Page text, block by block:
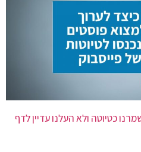
כטיוטה ולא העלנו עדיין לדף